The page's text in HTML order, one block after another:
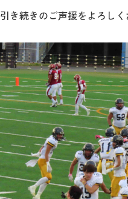
引き続きのご声援をよろしく